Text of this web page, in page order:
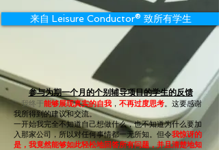
来自 Leisure Conductor®︎ 致所有学生
参与为期一个月的个别辅导项目的学生的反馈
我终于能够展现真实的自我 ， 不再过度思考。这要感谢
我所得到的建议和交流。
一开始我完全不知道自己想做什么，也不知道为什么要加
入那家公司，所以对任何事情都一无所知。但令我惊讶的
是，我竟然能够如此轻松地回答所有问题，并且清楚地知